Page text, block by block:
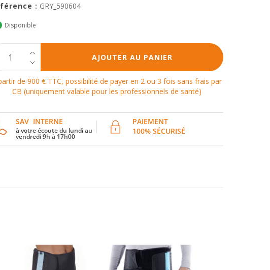
: GRY_590604
Disponible
AJOUTER AU PANIER
de 900 € TTC, possibilité de payer en 2 ou 3 fois sans frais par
CB (uniquement valable pour les professionnels de santé)
SAV INTERNE
à votre écoute du lundi au
vendredi 9h à 17h00
PAIEMENT
100% SÉCURISÉ